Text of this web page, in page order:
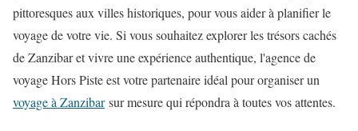
pittoresques aux villes historiques, pour vous aider à planifier le
voyage de votre vie. Si vous souhaitez explorer les trésors cachés
de Zanzibar et vivre une expérience authentique, l'agence de
voyage Hors Piste est votre partenaire idéal pour organiser un
voyage à Zanzibarsur mesure qui répondra à toutes vos attentes.